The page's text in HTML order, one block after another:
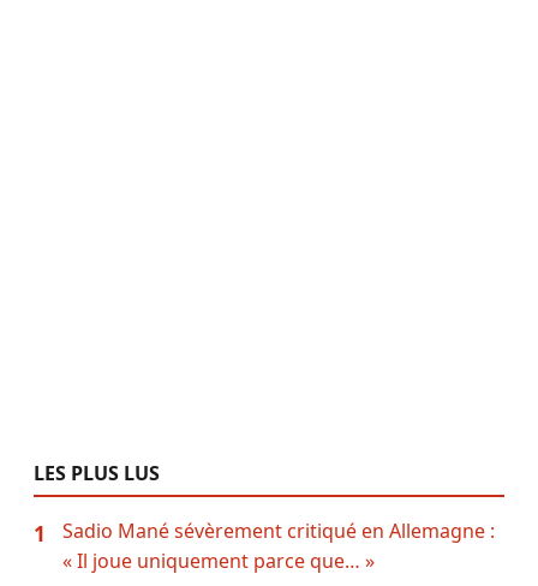
LES PLUS LUS
1
Sadio Mané sévèrement critiqué en Allemagne :
« Il joue uniquement parce que… »